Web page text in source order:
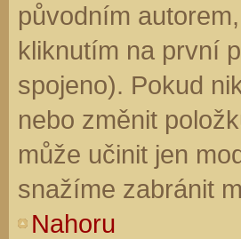
původním
kliknutím na první
spojeno). Pokud
nebo změnit
může učinit jen
snažíme zabránit
Nahoru